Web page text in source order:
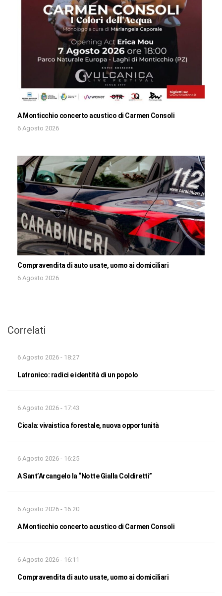
A Monticchio concerto acustico di Carmen Consoli
6 Agosto 2026
Compravendita di auto usate, uomo ai domiciliari
6 Agosto 2026
Correlati
6 Agosto 2026 - 18:27
Latronico: radici e identità di un popolo
6 Agosto 2026 - 17:43
Cicala: vivaistica forestale, nuova opportunità
6 Agosto 2026 - 16:25
A Sant’Arcangelo la “Notte Gialla Coldiretti”
6 Agosto 2026 - 16:20
A Monticchio concerto acustico di Carmen Consoli
6 Agosto 2026 - 16:11
Compravendita di auto usate, uomo ai domiciliari